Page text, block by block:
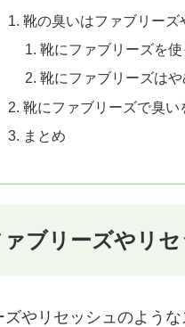
靴の臭いはファブリーズ
靴にファブリーズを
靴にファブリーズは
靴にファブリーズで臭い
まとめ
ブリーズやリ
やリセッシュのよう